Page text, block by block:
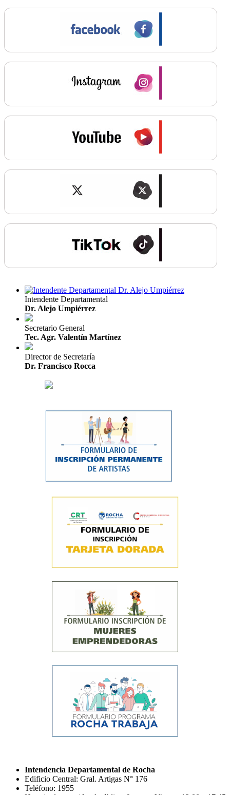
Intendente Departamental
Dr. Alejo Umpiérrez
Secretario General
Tec. Agr. Valentín Martínez
Director de Secretaría
Dr. Francisco Rocca
Intendencia Departamental de Rocha
Edificio Central: Gral. Artigas N° 176
Teléfono: 1955